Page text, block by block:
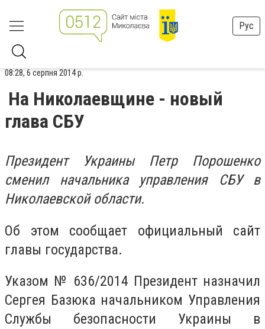
Рус
08:28, 6 серпня 2014 р.
На Николаевщине - новый
глава СБУ
Президент Украины Петр Порошенко
сменил начальника управления СБУ в
Николаевской области.
Об этом сообщает официальный сайт
главы государства.
Указом № 636/2014 Президент назначил
Сергея Базюка начальником Управления
Службы безопасности Украины в